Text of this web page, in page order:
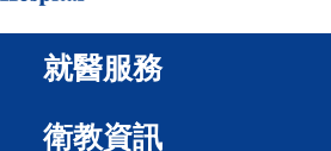
就醫服務
衛教資訊